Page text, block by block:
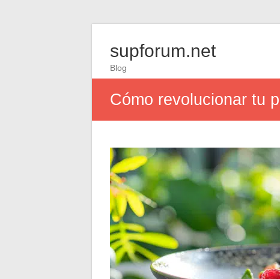
supforum.net
Blog
Cómo revolucionar tu